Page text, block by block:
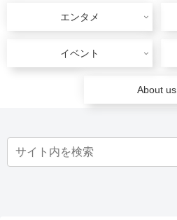
エンタメ
イベント
About us